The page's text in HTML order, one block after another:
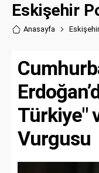
Eskişehir
Anasayfa
Türkiye"
Vurgusu